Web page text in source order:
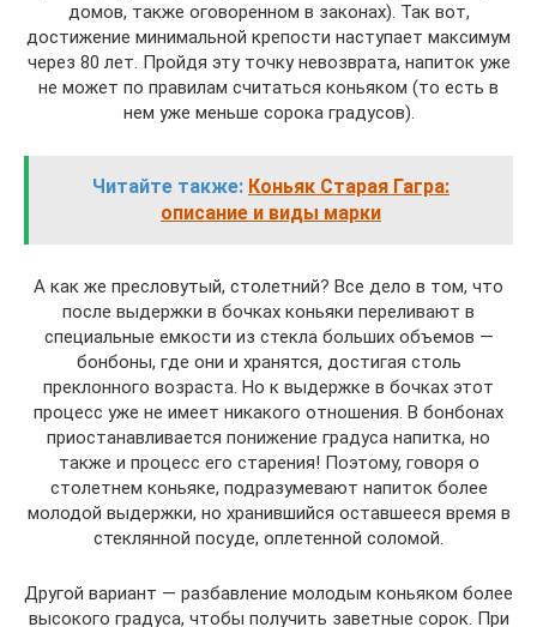
домов, также оговоренном в законах). Так вот,
достижение минимальной крепости наступает максимум
через 80 лет. Пройдя эту точку невозврата, напиток уже
не может по правилам считаться коньяком (то есть в
нем уже меньше сорока градусов).
Читайте также: Коньяк Старая Гагра:
описание и виды марки
А как же пресловутый, столетний? Все дело в том, что
после выдержки в бочках коньяки переливают в
специальные емкости из стекла больших объемов —
бонбоны, где они и хранятся, достигая столь
преклонного возраста. Но к выдержке в бочках этот
процесс уже не имеет никакого отношения. В бонбонах
приостанавливается понижение градуса напитка, но
также и процесс его старения! Поэтому, говоря о
столетнем коньяке, подразумевают напиток более
молодой выдержки, но хранившийся оставшееся время в
стеклянной посуде, оплетенной соломой.
Другой вариант — разбавление молодым коньяком более
высокого градуса, чтобы получить заветные сорок. При